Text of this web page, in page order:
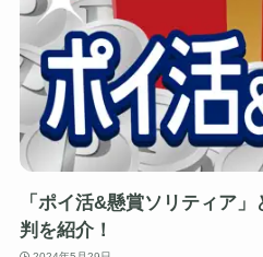
「ポイ活&懸賞ソリティア
判を紹介！